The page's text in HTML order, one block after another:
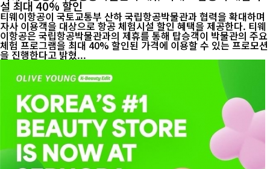
설 최대 40% 할인
티웨이항공이 국토교통부 산하 국립항공박물관과 협력을 확대하며
자사 이용객을 대상으로 항공 체험시설 할인 혜택을 제공한다. 티웨
이항공은 국립항공박물관과의 제휴를 통해 탑승객이 박물관의 주요
체험 프로그램을 최대 40% 할인된 가격에 이용할 수 있는 프로모션
을 진행한다고 밝혔...